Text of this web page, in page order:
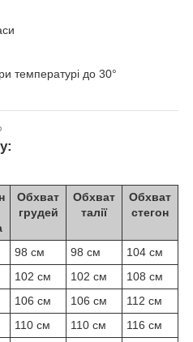
температурі до 30°
Обхват
грудей
Обхват
талії
Обхват
стегон
98 см 98 см
104 см
102 см 102 см
108 см
106 см 106 см
112 см
110 см 110 см
116 см